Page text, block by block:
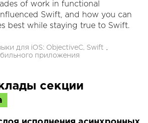
of work in functional
Swift, and how you can
best while staying true to Swift.
для iOS: ObjectiveC, Swift
приложения
секции